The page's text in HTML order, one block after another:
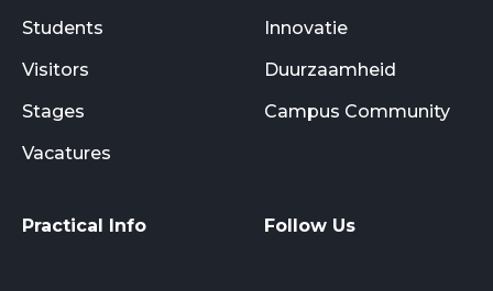
Students
Visitors
Stages
Vacatures
Innovatie
Duurzaamheid
Campus Community
Practical Info Follow Us